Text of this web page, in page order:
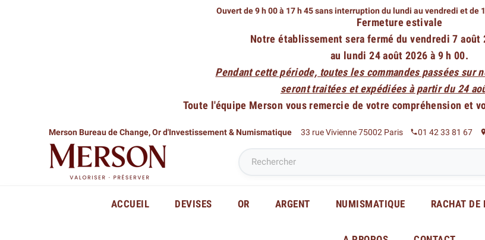
Ouvert de 9 h 00 à 17 h 45 sans interruption du lundi au vendredi et de
Fermeture estivale
Notre établissement sera fermé du vendredi 7 août
au lundi 24 août 2026 à 9 h 00.
Pendant cette période, toutes les commandes passées sur
seront traitées et expédiées à partir du 24
Toute l'équipe Merson vous remercie de votre compréhension et
Merson Bureau de Change, Or d'Investissement & Numismatique 33 rue Vivienne 75002 Paris phone01 42 33 81 67
ACCUEIL DEVISES OR ARGENT NUMISMATIQUE RACHAT DE